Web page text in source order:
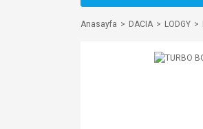
Anasayfa DACIA LODGY